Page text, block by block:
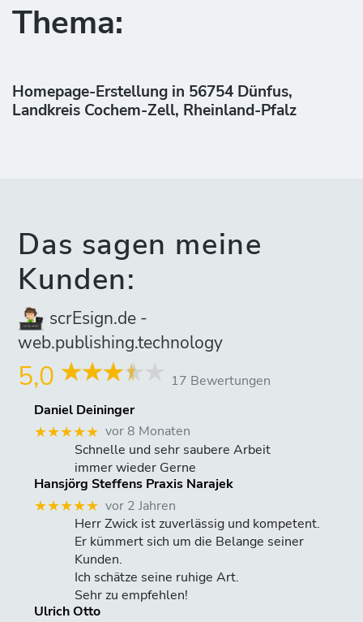
Thema:
Homepage-Erstellung in 56754 Dünfus,
Landkreis Cochem-Zell, Rheinland-Pfalz
Das sagen meine
Kunden:
scrEsign.de -
web.publishing.technology
5,0
17 Bewertungen
Daniel Deininger
★★★★★ vor 8 Monaten
Schnelle und sehr saubere Arbeit
immer wieder Gerne
Hansjörg Steffens Praxis Narajek
★★★★★ vor 2 Jahren
Herr Zwick ist zuverlässig und kompetent.
Er kümmert sich um die Belange seiner
Kunden.
Ich schätze seine ruhige Art.
Sehr zu empfehlen!
Ulrich Otto